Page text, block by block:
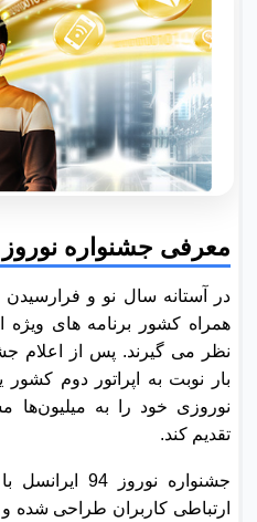
معرفی جشنواره نوروز 94
در آستانه سال نو و فرارسیدن
همراه کشور برنامه های ویژه
نظر می گیرند. پس از اعلام
بار نوبت به اپراتور دوم
نوروزی خود را به میلیون‌ها
تقدیم کند.
جشنواره
ارتباطی کاربران طراحی شده